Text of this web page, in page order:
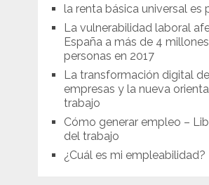
la renta básica universal es
La vulnerabilidad laboral
España a más de 4
personas en 2017
La transformación digital
empresas y la nueva
trabajo
Cómo generar empleo –
del trabajo
¿Cuál es mi empleabilidad?